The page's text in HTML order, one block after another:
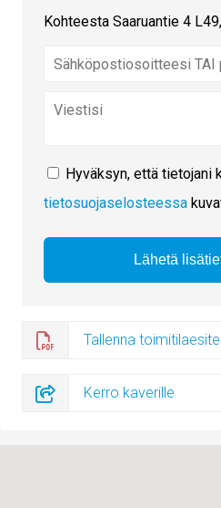
Kohteesta Saaruantie 4
Hyväksyn, että tietojani
tietosuojaselosteessa
Tallenna toimitilaesite
Kerro kaverille